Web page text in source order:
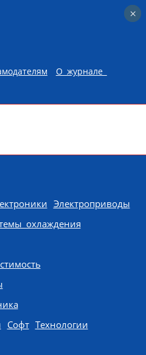
О журнале
Электроприводы
охлаждения
Софт Технологии
×
×